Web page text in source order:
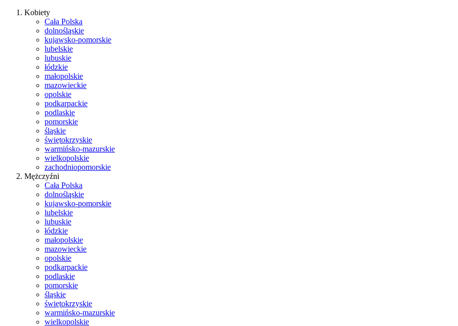
Kobiety
Cała Polska
dolnośląskie
kujawsko-pomorskie
lubelskie
lubuskie
łódzkie
małopolskie
mazowieckie
opolskie
podkarpackie
podlaskie
pomorskie
śląskie
świętokrzyskie
warmińsko-mazurskie
wielkopolskie
zachodniopomorskie
Mężczyźni
Cała Polska
dolnośląskie
kujawsko-pomorskie
lubelskie
lubuskie
łódzkie
małopolskie
mazowieckie
opolskie
podkarpackie
podlaskie
pomorskie
śląskie
świętokrzyskie
warmińsko-mazurskie
wielkopolskie